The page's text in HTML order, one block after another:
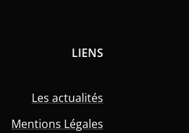
LIENS
Les actualités
Mentions Légales